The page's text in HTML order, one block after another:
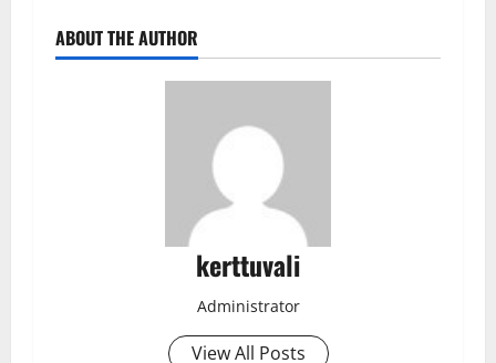
ABOUT THE AUTHOR
kerttuvali
Administrator
View All Posts